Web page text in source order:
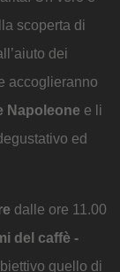
scoperta di
dei
accoglieranno
Napoleone e li
ed
dalle ore 11.00
del caffè -
quello di